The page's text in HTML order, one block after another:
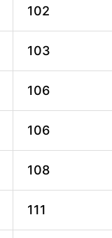
102
103
106
106
108
111